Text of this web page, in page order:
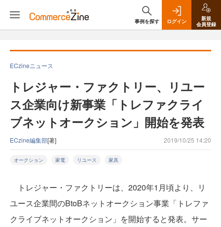
事例を探す ログイン
新規
会員登録
ECzineニュース
トレジャー・ファクトリー、リユー
ス企業向け新事業「トレファクライ
ブネットオークション」開始を発表
ECzine編集部[著] 2019/10/25 14:20
オークション 家電 リユース 家具
トレジャー・ファクトリーは、2020年1月頃より、リ
ユース企業間のBtoBネットオークション事業「トレファ
クライブネットオークション」を開始すると発表。サー